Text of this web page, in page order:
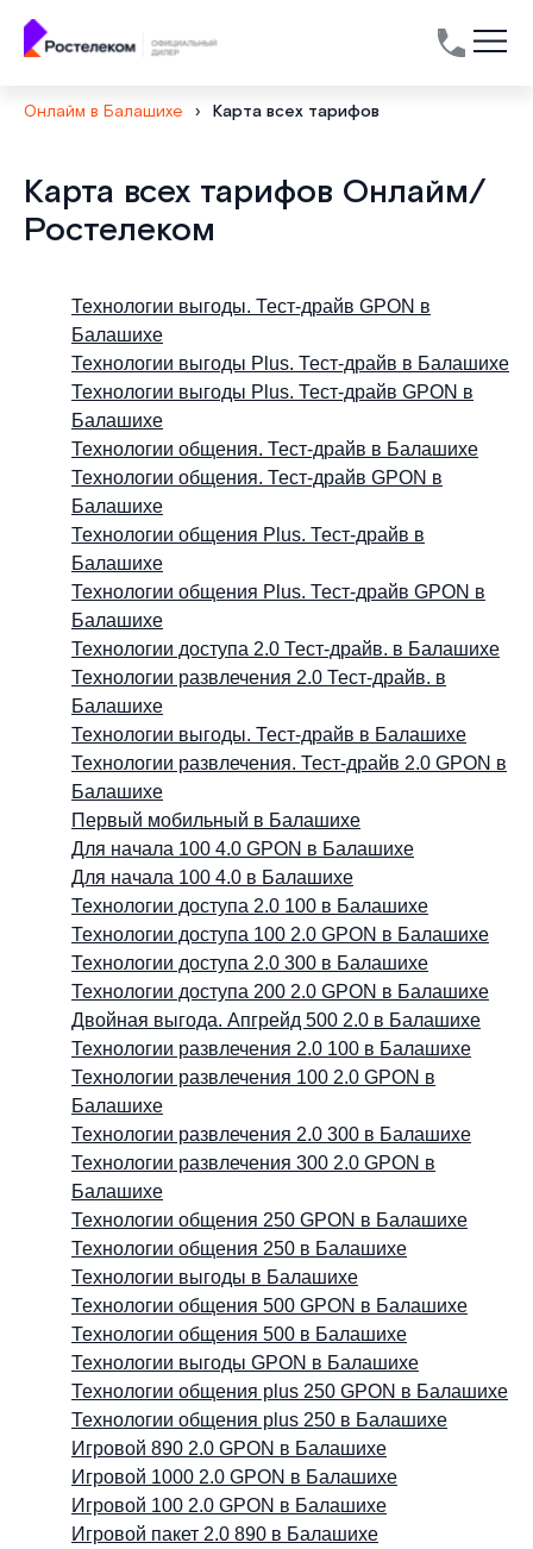
Онлайм в Балашихе › Карта всех тарифов
Карта всех тарифов Онлайм/
Ростелеком
Список
Технологии выгоды. Тест-драйв GPON в
Балашихе
Технологии выгоды Plus. Тест-драйв в Балашихе
Технологии выгоды Plus. Тест-драйв GPON в
Балашихе
Технологии общения. Тест-драйв в Балашихе
Технологии общения. Тест-драйв GPON в
Балашихе
Технологии общения Plus. Тест-драйв в
Балашихе
Технологии общения Plus. Тест-драйв GPON в
Балашихе
Технологии доступа 2.0 Тест-драйв. в Балашихе
Технологии развлечения 2.0 Тест-драйв. в
Балашихе
Технологии выгоды. Тест-драйв в Балашихе
Технологии развлечения. Тест-драйв 2.0 GPON в
Балашихе
Первый мобильный в Балашихе
Для начала 100 4.0 GPON в Балашихе
Для начала 100 4.0 в Балашихе
Технологии доступа 2.0 100 в Балашихе
Технологии доступа 100 2.0 GPON в Балашихе
Технологии доступа 2.0 300 в Балашихе
Технологии доступа 200 2.0 GPON в Балашихе
Двойная выгода. Апгрейд 500 2.0 в Балашихе
Технологии развлечения 2.0 100 в Балашихе
Технологии развлечения 100 2.0 GPON в
Балашихе
Технологии развлечения 2.0 300 в Балашихе
Технологии развлечения 300 2.0 GPON в
Балашихе
Технологии общения 250 GPON в Балашихе
Технологии общения 250 в Балашихе
Технологии выгоды в Балашихе
Технологии общения 500 GPON в Балашихе
Технологии общения 500 в Балашихе
Технологии выгоды GPON в Балашихе
Технологии общения plus 250 GPON в Балашихе
Технологии общения plus 250 в Балашихе
Игровой 890 2.0 GPON в Балашихе
Игровой 1000 2.0 GPON в Балашихе
Игровой 100 2.0 GPON в Балашихе
Игровой пакет 2.0 890 в Балашихе